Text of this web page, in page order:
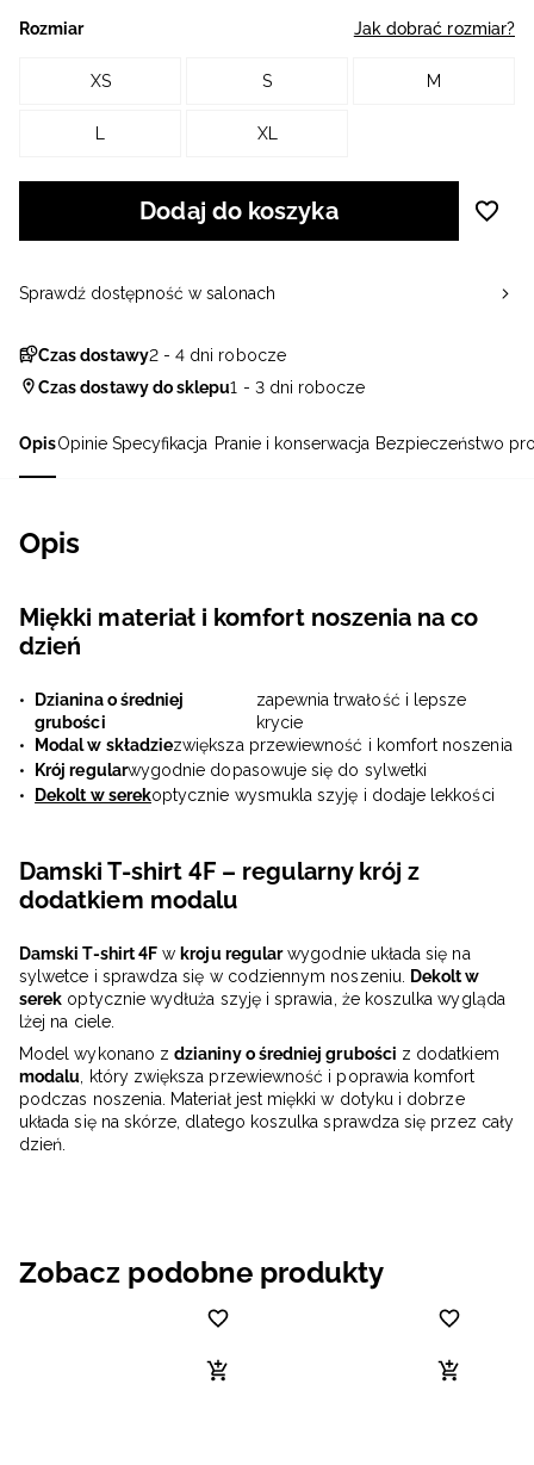
OpisOpinie Specyfikacja Pranie i konserwacja Bezpieczeństwo
Opis
Miękki materiał i komfort noszenia na co
dzień
Dzianina o średniej
grubości
zapewnia trwałość i lepsze
krycie
Modal w składziezwiększa przewiewność i komfort noszenia
Krój regularwygodnie dopasowuje się do sylwetki
Dekolt w serekoptycznie wysmukla szyję i dodaje lekkości
Damski T-shirt 4F – regularny krój z
dodatkiem modalu
Damski T-shirt 4F w kroju regularwygodnie układa się na
sylwetce i sprawdza się w codziennym noszeniu. Dekolt w
serek optycznie wydłuża szyję i sprawia, że koszulka wygląda
lżej na ciele.
Model wykonano zdzianiny o średniej grubości z dodatkiem
modalu, który zwiększa przewiewność i poprawia komfort
podczas noszenia. Materiał jest miękki w dotyku i dobrze
układa się na skórze, dlatego koszulka sprawdza się przez cały
dzień.
Rozmiar Jak dobrać rozmiar?
XS S M
L XL
Dodaj do koszyka
Czas dostawy2 - 4 dni robocze
Czas dostawy do sklepu1 - 3 dni robocze
Sprawdź dostępność w salonach
Zobacz podobne produkty